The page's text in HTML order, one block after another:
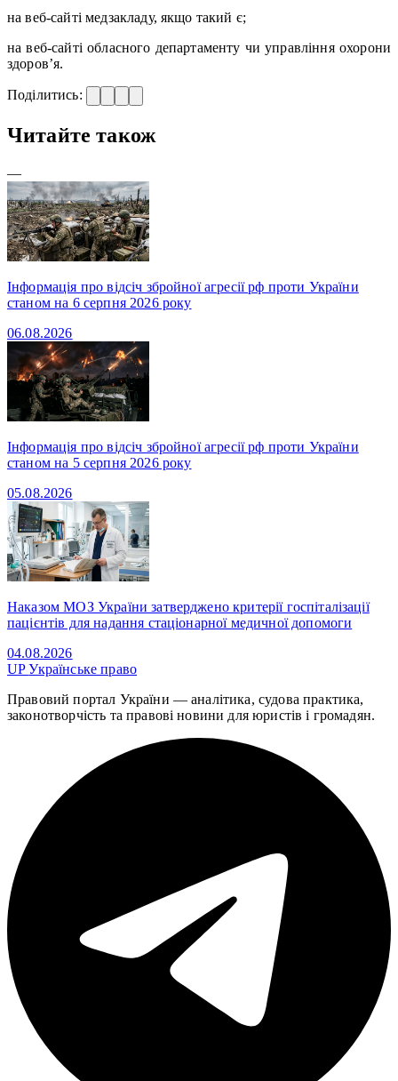
на веб-сайті медзакладу, якщо такий є;
на веб-сайті обласного департаменту чи управління охорони
здоров’я.
Поділитись:
Читайте також
—
Інформація про відсіч збройної агресії рф проти України
станом на 6 серпня 2026 року
06.08.2026
Інформація про відсіч збройної агресії рф проти України
станом на 5 серпня 2026 року
05.08.2026
Наказом МОЗ України затверджено критерії госпіталізації
пацієнтів для надання стаціонарної медичної допомоги
04.08.2026
UPУкраїнське право
Правовий портал України — аналітика, судова практика,
законотворчість та правові новини для юристів і громадян.